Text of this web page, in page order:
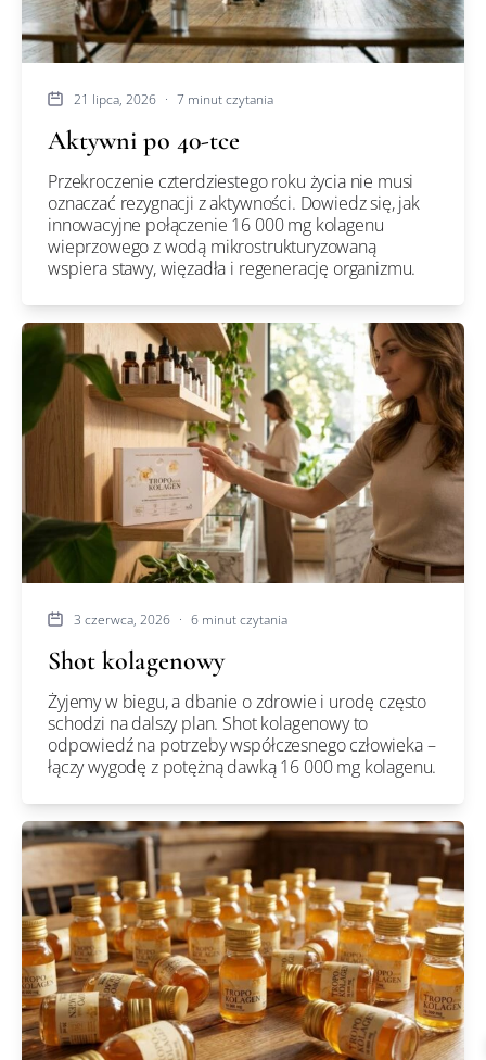
21 lipca, 2026 · 7 minut czytania
Aktywni po 40-tce
Przekroczenie czterdziestego roku życia nie musi
oznaczać rezygnacji z aktywności. Dowiedz się, jak
innowacyjne połączenie 16 000 mg kolagenu
wieprzowego z wodą mikrostrukturyzowaną
wspiera stawy, więzadła i regenerację organizmu.
3 czerwca, 2026 · 6 minut czytania
Shot kolagenowy
Żyjemy w biegu, a dbanie o zdrowie i urodę często
schodzi na dalszy plan. Shot kolagenowy to
odpowiedź na potrzeby współczesnego człowieka –
łączy wygodę z potężną dawką 16 000 mg kolagenu.